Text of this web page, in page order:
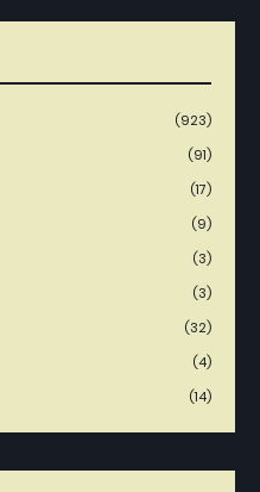
(923)
(91)
(17)
(9)
(3)
(3)
(32)
(4)
(14)